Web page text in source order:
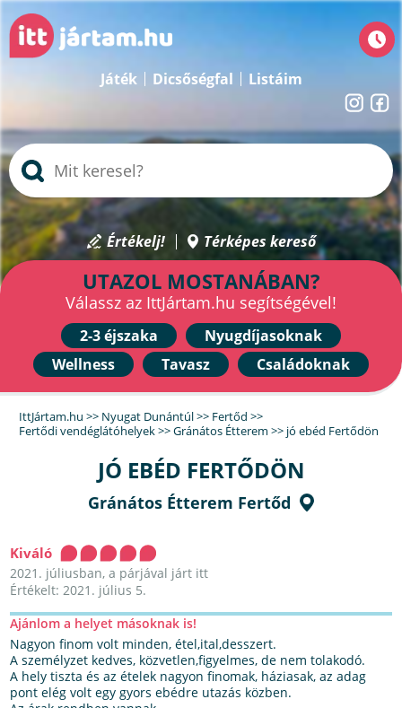
Játék Dicsőségfal Listáim
Értékelj! Térképes kereső
UTAZOL MOSTANÁBAN?
Válassz az IttJártam.hu segítségével!
2-3 éjszaka
Nyugdíjasoknak
Wellness
Tavasz Családoknak
IttJártam.hu >> Nyugat Dunántúl>> Fertőd >>
Fertődi vendéglátóhelyek>>Gránátos Étterem >> jó ebéd Fertődön
JÓ EBÉD FERTŐDÖN
Gránátos Étterem Fertőd
Kiváló
2021. júliusban, a párjával járt itt
Értékelt: 2021. július 5.
Ajánlom a helyet másoknak is!
Nagyon finom volt minden, étel,ital,desszert.
A személyzet kedves, közvetlen,figyelmes, de nem tolakodó.
A hely tiszta és az ételek nagyon finomak, háziasak, az adag
pont elég volt egy gyors ebédre utazás közben.